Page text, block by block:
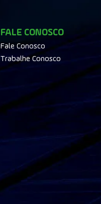
FALE CONOSCO
Fale Conosco
Trabalhe Conosco